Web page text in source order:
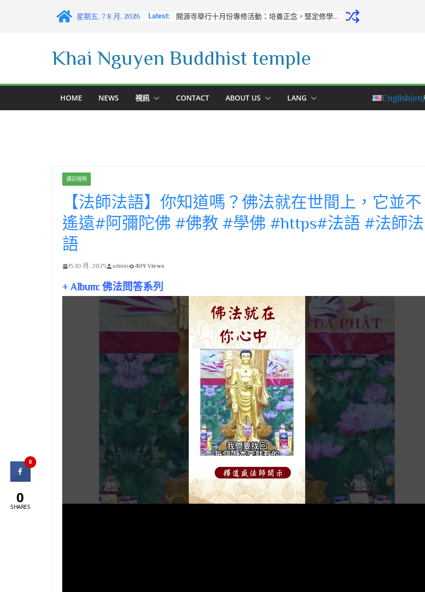
星期五, 7 8 月, 2026 Latest: 開源寺舉行十月份專修活動：培養正念，堅定修學之心
Khai Nguyen Buddhist temple
HOME NEWS 視訊 CONTACT ABOUT US LANG English(en)
講記視頻
【法師法語】你知道嗎？佛法就在世間上，它並不
遙遠#阿彌陀佛 #佛教 #學佛 #https#法語 #法師法
語
15 10 月, 2025 admin 409 Views
+ Album: 佛法問答系列
0
0
SHARES